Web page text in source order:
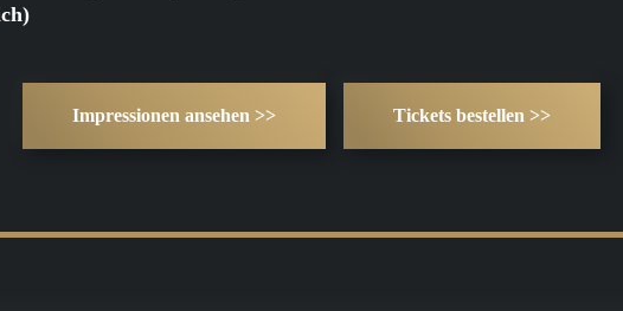
Impressionen ansehen >> Tickets bestellen >>